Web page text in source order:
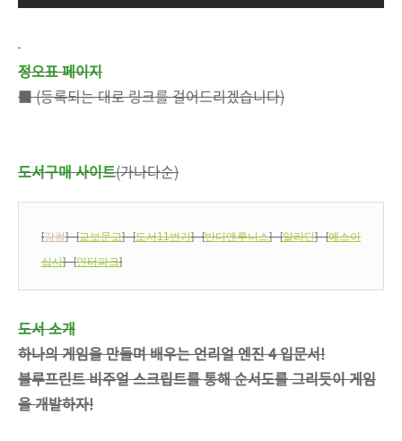
정오표 페이지
■ (등록되는 대로 링크를 걸어드리겠습니다)
도서구매 사이트(가나다순)
[강컴] [교보문고] [도서11번가] [반디앤루니스] [알라딘] [예스이
십사] [인터파크]
도서 소개
하나의 게임을 만들며 배우는 언리얼 엔진 4 입문서!
블루프린트 비주얼 스크립트를 통해 순서도를 그리듯이 게임
을 개발하자!